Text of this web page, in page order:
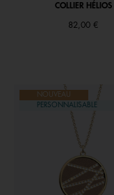
COLLIER HÉLIOS
82,00 €
NOUVEAU
PERSONNALISABLE